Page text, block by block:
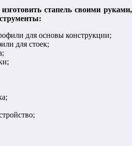
стапель своими руками,
для основы конструкции;
для стоек;